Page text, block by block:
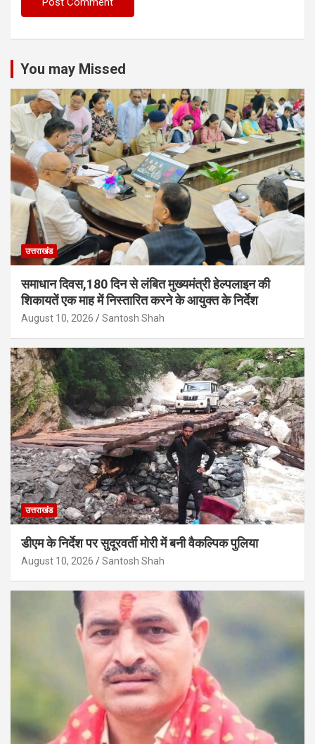
You may Missed
उत्तराखंड
समाधान दिवस,180 दिन से लंबित मुख्यमंत्री हेल्पलाइन की
शिकायतें एक माह में निस्तारित करने के आयुक्त के निर्देश
August 10, 2026 Santosh Shah
उत्तराखंड
डीएम के निर्देश पर सुदूरवर्ती मोरी में बनी वैकल्पिक पुलिया
August 10, 2026 Santosh Shah